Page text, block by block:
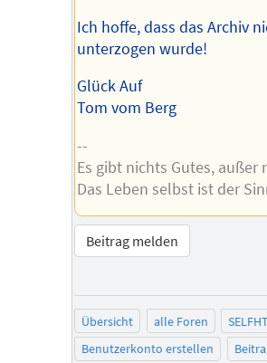
Ich hoffe, dass das Archiv
unterzogen wurde!
Glück Auf
Tom vom Berg
--
Es gibt nichts Gutes, außer
Das Leben selbst ist der
Beitrag melden
Übersicht alle Foren
Benutzerkonto erstellen